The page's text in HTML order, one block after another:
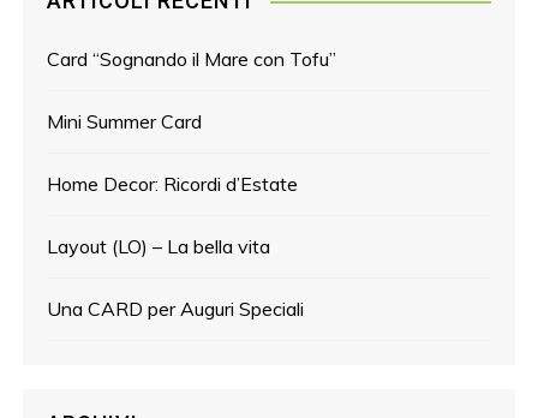
Card “Sognando il Mare con Tofu”
Mini Summer Card
Home Decor: Ricordi d’Estate
Layout (LO) – La bella vita
Una CARD per Auguri Speciali